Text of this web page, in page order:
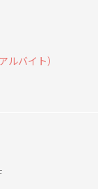
ルバイト）